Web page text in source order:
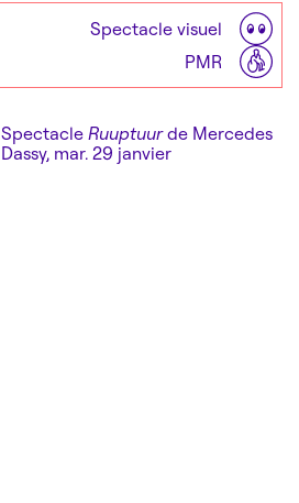
Spectacle visuel
PMR
Spectacle Ruuptuurde Mercedes
Dassy, mar. 29 janvier